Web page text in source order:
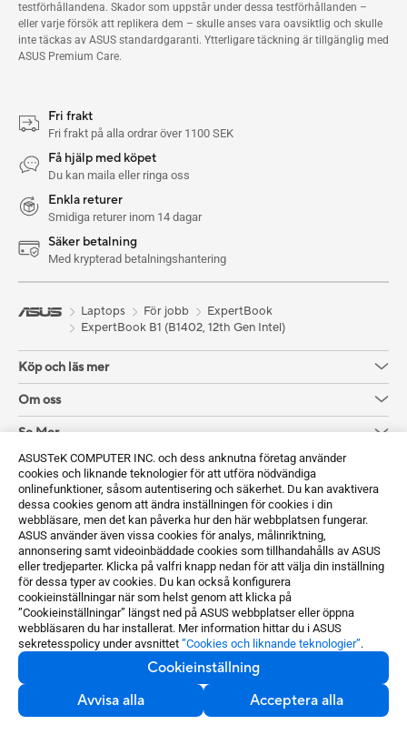
ASUSTeK COMPUTER INC. och dess anknutna företag använder
cookies och liknande teknologier för att utföra nödvändiga
onlinefunktioner, såsom autentisering och säkerhet. Du kan avaktivera
dessa cookies genom att ändra inställningen för cookies i din
webbläsare, men det kan påverka hur den här webbplatsen fungerar.
ASUS använder även vissa cookies för analys, målinriktning,
annonsering samt videoinbäddade cookies som tillhandahålls av ASUS
eller tredjeparter. Klicka på valfri knapp nedan för att välja din inställning
för dessa typer av cookies. Du kan också konfigurera
cookieinställningar när som helst genom att klicka på
”Cookieinställningar” längst ned på ASUS webbplatser eller öppna
webbläsaren du har installerat. Mer information hittar du i ASUS
sekretesspolicy under avsnittet ”Cookies och liknande teknologier”.
Cookieinställning
Avvisa alla
Acceptera alla
testförhållandena. Skador som uppstår under dessa testförhållanden –
eller varje försök att replikera dem – skulle anses vara oavsiktlig och skulle
inte täckas av ASUS standardgaranti. Ytterligare täckning är tillgänglig med
ASUS Premium Care.
Fri frakt
Fri frakt på alla ordrar över 1100 SEK
Få hjälp med köpet
Du kan maila eller ringa oss
Enkla returer
Smidiga returer inom 14 dagar
Säker betalning
Med krypterad betalningshantering
Laptops För jobb
ExpertBook
ExpertBook B1 (B1402, 12th Gen Intel)
Köp och läs mer
Om oss
Se Mer
Support
Sustainability
Få de senaste erbjudandena och mer
Registrera dig
Sweden / Svenska